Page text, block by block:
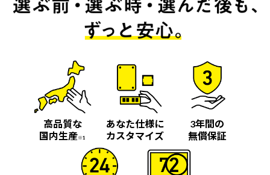
高品質な
国内生産※1
あなた仕様に
カスタマイズ
3年間の
無償保証